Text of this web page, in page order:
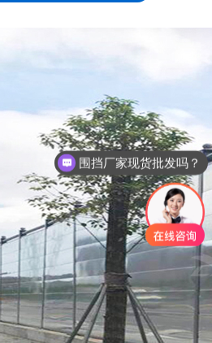
围挡厂家现货批发吗？